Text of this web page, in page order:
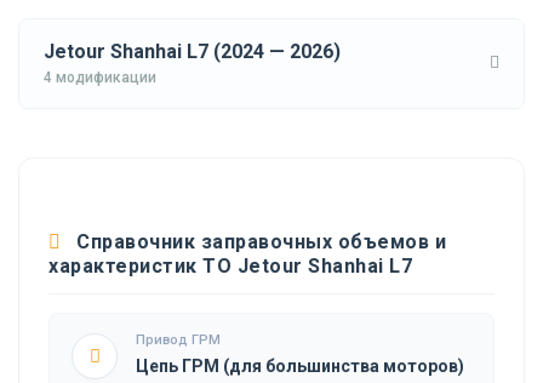
Jetour Shanhai L7 (2024 — 2026)
4 модификации
Справочник заправочных объемов и
характеристик ТО Jetour Shanhai L7
Привод ГРМ
Цепь ГРМ (для большинства моторов)